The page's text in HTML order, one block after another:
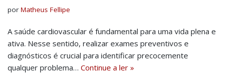
por Matheus Fellipe
A saúde cardiovascular é fundamental para uma vida plena e
ativa. Nesse sentido, realizar exames preventivos e
diagnósticos é crucial para identificar precocemente
qualquer problema… Continue a ler »